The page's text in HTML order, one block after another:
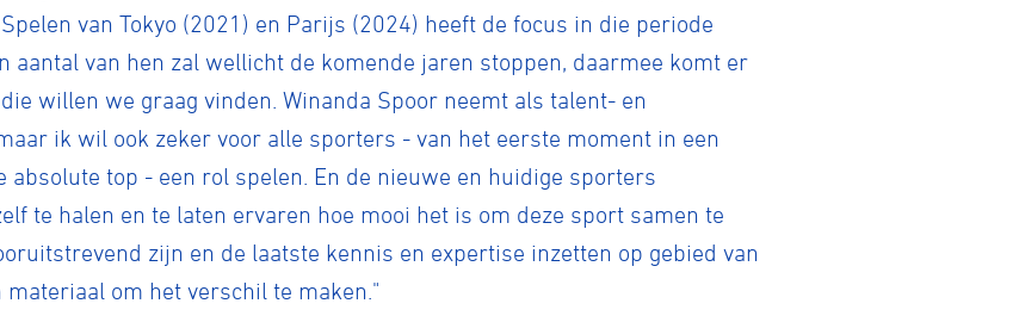
van Tokyo (2021) en Parijs (2024) heeft de focus in die periode
aantal van hen zal wellicht de komende jaren stoppen, daarmee komt er
willen we graag vinden. Winanda Spoor neemt als talent- en
ik wil ook zeker voor alle sporters - van het eerste moment in een
absolute top - een rol spelen. En de nieuwe en huidige sporters
te halen en te laten ervaren hoe mooi het is om deze sport samen te
zijn en de laatste kennis en expertise inzetten op gebied van
om het verschil te maken."